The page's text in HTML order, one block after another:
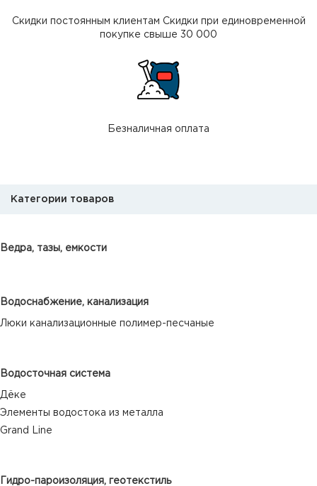
Скидки постоянным клиентам Скидки при единовременной
покупке свыше 30 000
Безналичная оплата
Категории товаров
Ведра, тазы, емкости
Водоснабжение, канализация
Люки канализационные полимер-песчаные
Водосточная система
Дёке
Элементы водостока из металла
Grand Line
Гидро-пароизоляция, геотекстиль